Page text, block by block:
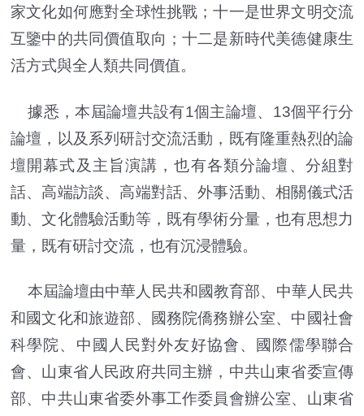
家文化如何應對全球性挑戰；十一是世界文明交流
互鑒中的共同價值取向；十二是新時代美德健康生
活方式與全人類共同價值。
據悉，本屆論壇共設有1個主論壇、13個平行分
論壇，以及系列研討交流活動，既有隆重熱烈的論
壇開幕式及主旨演講，也有各類分論壇、分組對
話、高端訪談、高端對話、外事活動、相關儀式活
動、文化體驗活動等，既有學術分量，也有思想力
量，既有研討交流，也有沉浸體驗。
本屆論壇由中華人民共和國教育部、中華人民共
和國文化和旅遊部、國務院僑務辦公室、中國社會
科學院、中國人民對外友好協會、國際儒學聯合
會、山東省人民政府共同主辦，中共山東省委宣傳
部、中共山東省委外事工作委員會辦公室、山東省